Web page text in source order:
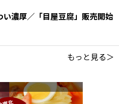
濃厚／「目屋豆腐」販売開始
もっと見る＞